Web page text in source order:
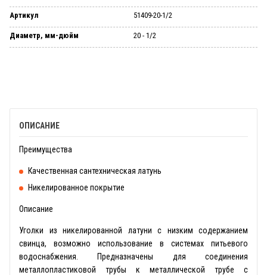
Артикул 51409-20-1/2
Диаметр, мм-дюйм 20 - 1/2
ОПИСАНИЕ
Преимущества
Качественная сантехническая латунь
Никелированное покрытие
Описание
Уголки из никелированной латуни с низким содержанием
свинца, возможно использование в системах питьевого
водоснабжения. Предназначены для соединения
металлопластиковой трубы к металлической трубе с